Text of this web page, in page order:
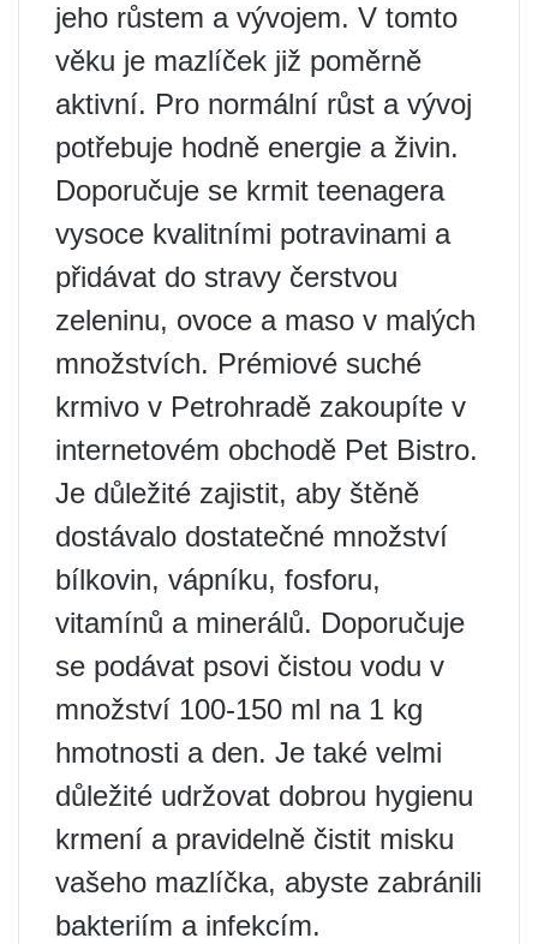
jeho růstem a vývojem. V tomto
věku je mazlíček již poměrně
aktivní. Pro normální růst a vývoj
potřebuje hodně energie a živin.
Doporučuje se krmit teenagera
vysoce kvalitními potravinami a
přidávat do stravy čerstvou
zeleninu, ovoce a maso v malých
množstvích. Prémiové suché
krmivo v Petrohradě zakoupíte v
internetovém obchodě Pet Bistro.
Je důležité zajistit, aby štěně
dostávalo dostatečné množství
bílkovin, vápníku, fosforu,
vitamínů a minerálů. Doporučuje
se podávat psovi čistou vodu v
množství 100-150 ml na 1 kg
hmotnosti a den. Je také velmi
důležité udržovat dobrou hygienu
krmení a pravidelně čistit misku
vašeho mazlíčka, abyste zabránili
bakteriím a infekcím.